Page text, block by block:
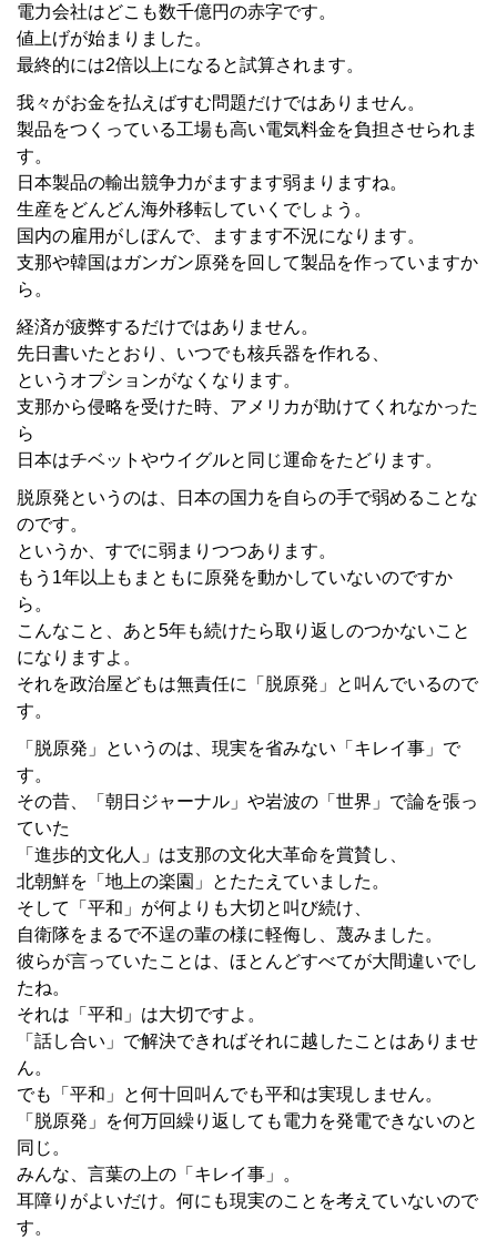
電力会社はどこも数千億円の赤字です。
値上げが始まりました。
最終的には2倍以上になると試算されます。
我々がお金を払えばすむ問題だけではありません。
製品をつくっている工場も高い電気料金を負担させられま
す。
日本製品の輸出競争力がますます弱まりますね。
生産をどんどん海外移転していくでしょう。
国内の雇用がしぼんで、ますます不況になります。
支那や韓国はガンガン原発を回して製品を作っていますか
ら。
経済が疲弊するだけではありません。
先日書いたとおり、いつでも核兵器を作れる、
というオプションがなくなります。
支那から侵略を受けた時、アメリカが助けてくれなかった
ら
日本はチベットやウイグルと同じ運命をたどります。
脱原発というのは、日本の国力を自らの手で弱めることな
のです。
というか、すでに弱まりつつあります。
もう1年以上もまともに原発を動かしていないのですか
ら。
こんなこと、あと5年も続けたら取り返しのつかないこと
になりますよ。
それを政治屋どもは無責任に「脱原発」と叫んでいるので
す。
「脱原発」というのは、現実を省みない「キレイ事」で
す。
その昔、「朝日ジャーナル」や岩波の「世界」で論を張っ
ていた
「進歩的文化人」は支那の文化大革命を賞賛し、
北朝鮮を「地上の楽園」とたたえていました。
そして「平和」が何よりも大切と叫び続け、
自衛隊をまるで不逞の輩の様に軽侮し、蔑みました。
彼らが言っていたことは、ほとんどすべてが大間違いでし
たね。
それは「平和」は大切ですよ。
「話し合い」で解決できればそれに越したことはありませ
ん。
でも「平和」と何十回叫んでも平和は実現しません。
「脱原発」を何万回繰り返しても電力を発電できないのと
同じ。
みんな、言葉の上の「キレイ事」。
耳障りがよいだけ。何にも現実のことを考えていないので
す。